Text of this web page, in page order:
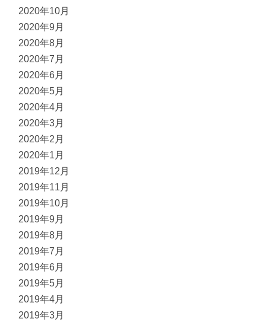
2020年10月
2020年9月
2020年8月
2020年7月
2020年6月
2020年5月
2020年4月
2020年3月
2020年2月
2020年1月
2019年12月
2019年11月
2019年10月
2019年9月
2019年8月
2019年7月
2019年6月
2019年5月
2019年4月
2019年3月